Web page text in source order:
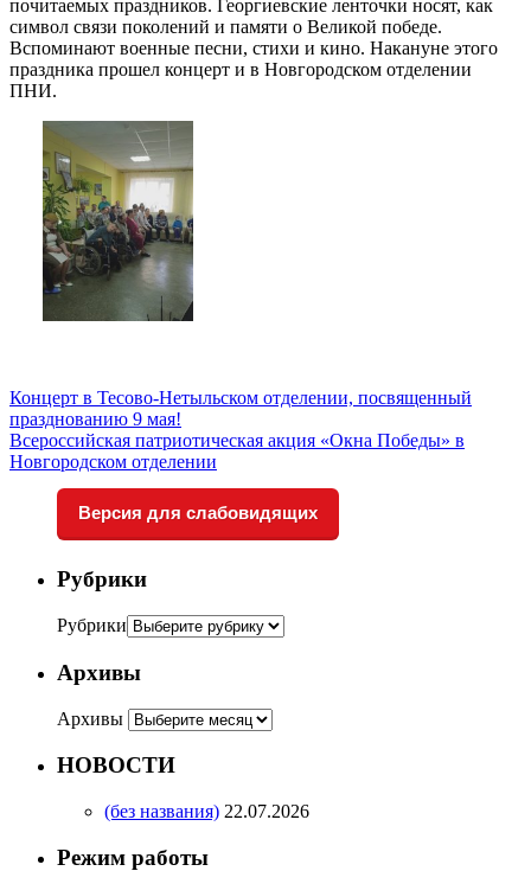
почитаемых праздников. Георгиевские ленточки носят, как
символ связи поколений и памяти о Великой победе.
Вспоминают военные песни, стихи и кино. Накануне этого
праздника прошел концерт и в Новгородском отделении
ПНИ.
Концерт в Тесово-Нетыльском отделении, посвященный
празднованию 9 мая!
Всероссийская патриотическая акция «Окна Победы» в
Новгородском отделении
Версия для слабовидящих
Рубрики
Рубрики
Архивы
Архивы
НОВОСТИ
(без названия) 22.07.2026
Режим работы